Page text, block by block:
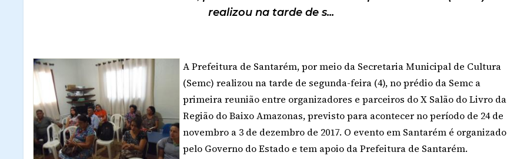
realizou na tarde de s...
A Prefeitura de Santarém, por meio da Secretaria Municipal de Cultura
(Semc) realizou na tarde de segunda-feira (4), no prédio da Semc a
primeira reunião entre organizadores e parceiros do X Salão do Livro da
Região do Baixo Amazonas, previsto para acontecer no período de 24 de
novembro a 3 de dezembro de 2017. O evento em Santarém é organizado
pelo Governo do Estado e tem apoio da Prefeitura de Santarém.